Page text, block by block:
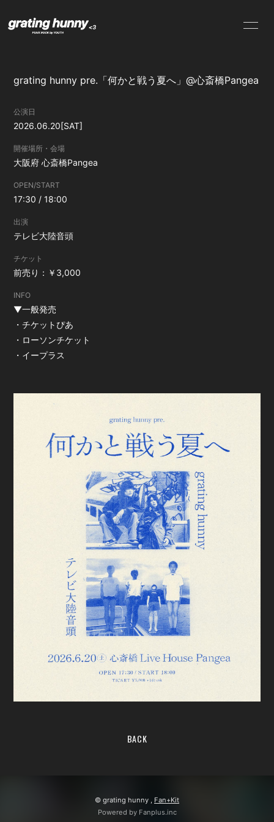
PROFILE
VIDEO
DISCOGRAPHY
grating hunny pre.「何かと戦う夏へ」@心斎橋Pangea
公演日
2026.06.20[SAT]
開催場所・会場
大阪府心斎橋Pangea
OPEN/START
17:30 / 18:00
出演
テレビ大陸音頭
チケット
前売り：￥3,000
INFO
▼一般発売
・チケットぴあ
・ ローソンチケット
・ イープラス
BACK
© grating hunny , Fan+Kit
Powered by Fanplus.inc